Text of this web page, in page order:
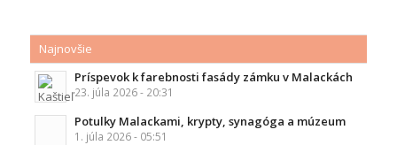
Najnovšie
Príspevok k farebnosti fasády zámku v Malackách
23. júla 2026 - 20:31
Potulky Malackami, krypty, synagóga a múzeum
1. júla 2026 - 05:51